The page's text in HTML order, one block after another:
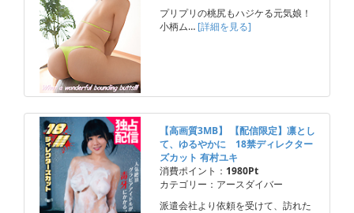
プリプリの桃尻もハジケる元気娘！
小柄ム… [詳細を見る]
【高画質3MB】 【配信限定】凛とし
て、ゆるやかに 18禁ディレクター
ズカット 有村ユキ
消費ポイント： 1980Pt
カテゴリー：アースダイバー
派遣会社より依頼を受けて、訪れた